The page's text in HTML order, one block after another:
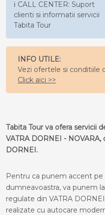
ℹ️ CALL CENTER: Suport
clienti si informatii servicii
Tabita Tour
INFO UTILE:
Vezi ofertele si conditiile
Click aici >>
Tabita Tour va ofera servicii
VATRA DORNEI - NOVARA,
DORNEI.
Pentru ca punem accent pe
dumneavoastra, va punem
regulate din VATRA
realizate cu autocare